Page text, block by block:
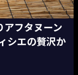
アフタヌーン
シエの贅沢か